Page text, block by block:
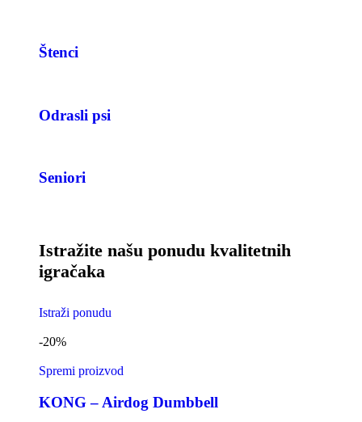
Štenci
Odrasli psi
Seniori
Istražite našu ponudu kvalitetnih
igračaka
Istraži ponudu
-20%
Spremi proizvod
KONG – Airdog Dumbbell